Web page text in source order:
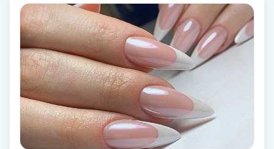
Piercing
Pigmentbehandling
Pigmentfläckar
Plastikkirurgi